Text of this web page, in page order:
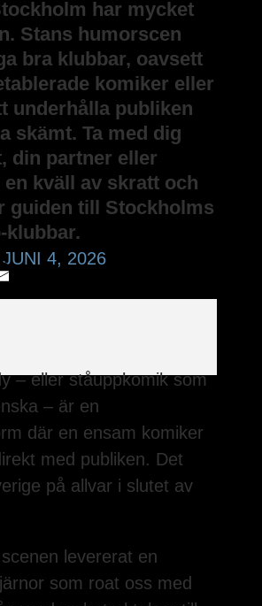
har mycket
Stans humorscen
bra klubbar, oavsett
komiker eller
underhålla publiken
skämt. Ta med dig
din partner eller
kväll av skratt och
guiden till Stockholms
klubbar.
JUNI 4, 2026
– eller ståuppkomik som
– är en
där en ensam komiker
med publiken. Det
på allvar i slutet av
levererat en
som roat oss med